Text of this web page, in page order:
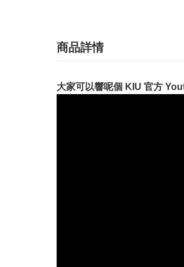
商品詳情
大家可以響呢個 KIU 官方